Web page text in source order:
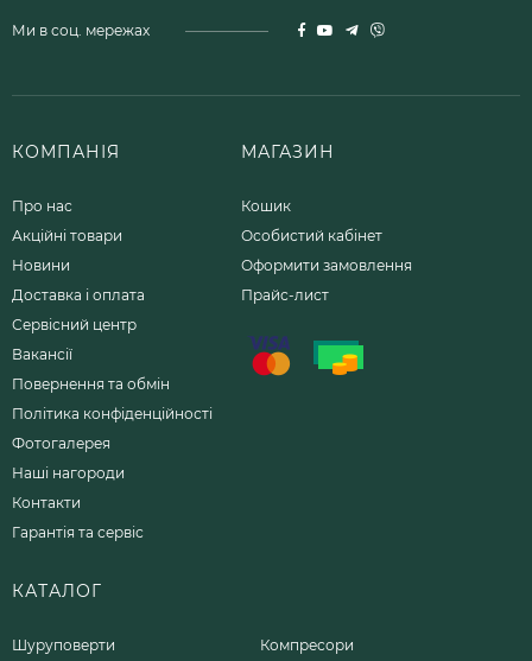
Ми в соц. мережах
КОМПАНІЯ
Про нас
Акційні товари
Новини
Доставка і оплата
Сервісний центр
Вакансії
Повернення та обмін
Політика конфіденційності
Фотогалерея
Наші нагороди
Контакти
Гарантія та сервіс
МАГАЗИН
Кошик
Особистий кабінет
Оформити замовлення
Прайс-лист
КАТАЛОГ
Шуруповерти Компресори